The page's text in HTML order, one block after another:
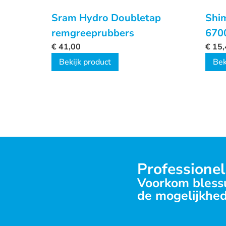
Sram Hydro Doubletap
remgreeprubbers
€41,00
Bekijk product
€
Voorkom
de